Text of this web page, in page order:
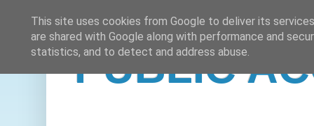
PUBLIC
This site uses cookies from Google to deliver its
are shared with Google along with performance and
statistics, and to detect and address abuse.